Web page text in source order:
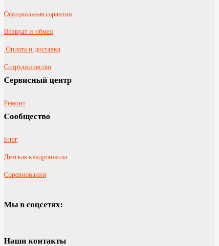
Официальная гарантия
Возврат и обмен
Оплата и доставка
Сотрудничество
Сервисный центр
Ремонт
Сообщество
Блог
Детская квадрошкола
Соревнования
Мы в соцсетях:
Наши контакты